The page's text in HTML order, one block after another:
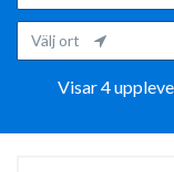
Välj ort
Visar 4